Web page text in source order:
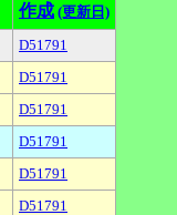
作成 (更新日)
D51791
D51791
D51791
D51791
D51791
D51791